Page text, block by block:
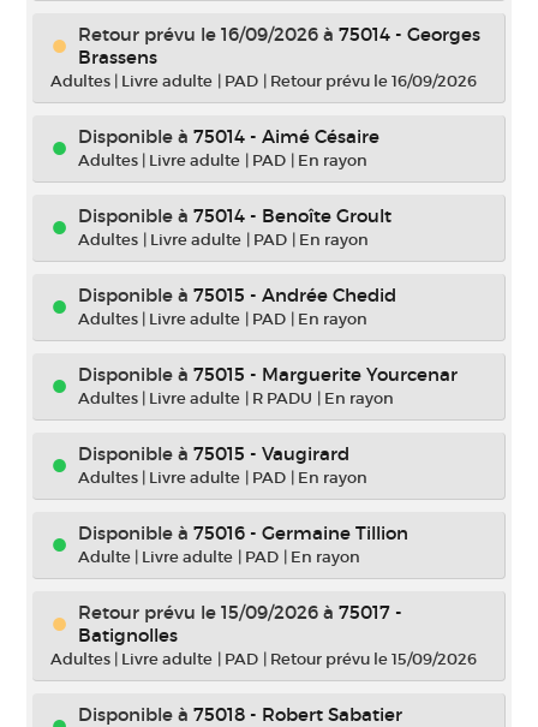
Retour prévu le 16/09/2026 à 75014 - Georges
Brassens
Adultes | Livre adulte | PAD | Retour prévu le 16/09/2026
Disponible à 75014 - Aimé Césaire
Adultes | Livre adulte | PAD | En rayon
Disponible à 75014 - Benoîte Groult
Adultes | Livre adulte | PAD | En rayon
Disponible à 75015 - Andrée Chedid
Adultes | Livre adulte | PAD | En rayon
Disponible à 75015 - Marguerite Yourcenar
Adultes | Livre adulte | R PADU | En rayon
Disponible à 75015 - Vaugirard
Adultes | Livre adulte | PAD | En rayon
Disponible à 75016 - Germaine Tillion
Adulte | Livre adulte | PAD | En rayon
Retour prévu le 15/09/2026 à 75017 -
Batignolles
Adultes | Livre adulte | PAD | Retour prévu le 15/09/2026
Disponible à 75018 - Robert Sabatier